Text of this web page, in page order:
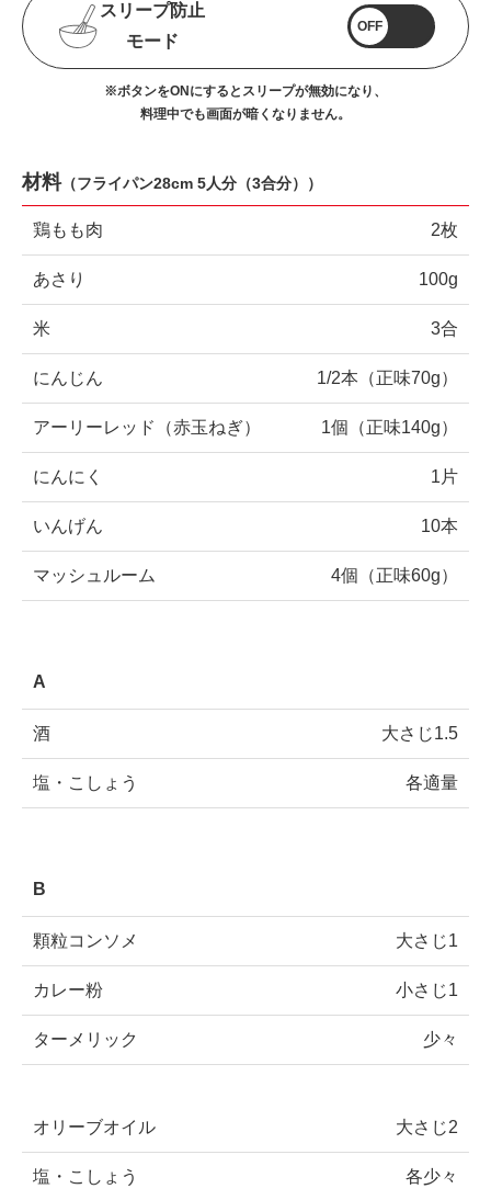
スリープ防止
モード
OFF
※ボタンをONにするとスリープが無効になり、
料理中でも画面が暗くなりません。
材料（フライパン28cm 5人分（3合分） ）
鶏もも肉 2枚
あさり 100g
米 3合
にんじん 1/2本（正味70g）
アーリーレッド（赤玉ねぎ） 1個（正味140g）
にんにく 1片
いんげん 10本
マッシュルーム 4個（正味60g）
A
酒 大さじ1.5
塩・こしょう 各適量
B
顆粒コンソメ 大さじ1
カレー粉 小さじ1
ターメリック 少々
オリーブオイル 大さじ2
塩・こしょう 各少々